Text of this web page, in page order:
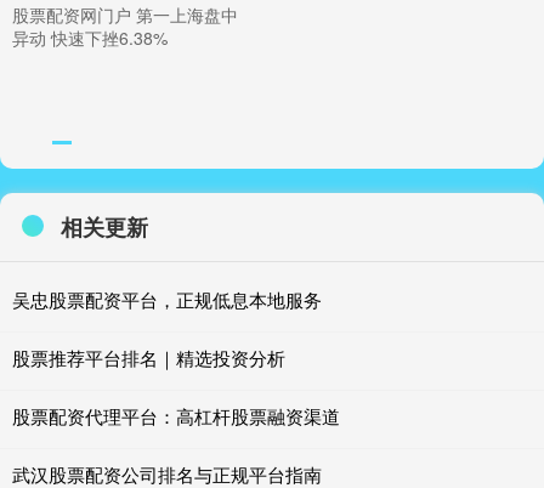
股票配资网门户 第一上海盘中
异动 快速下挫6.38%
相关更新
吴忠股票配资平台，正规低息本地服务
股票推荐平台排名｜精选投资分析
股票配资代理平台：高杠杆股票融资渠道
武汉股票配资公司排名与正规平台指南